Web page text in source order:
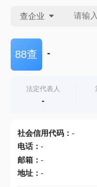
查企业
查企业
查产地
88查 -
法定代表人
-
社会信用代码： -
电话： -
邮箱： -
地址： -